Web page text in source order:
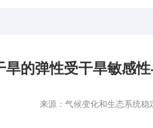
的弹性受干旱敏感
来源：气候变化和生态系统稳